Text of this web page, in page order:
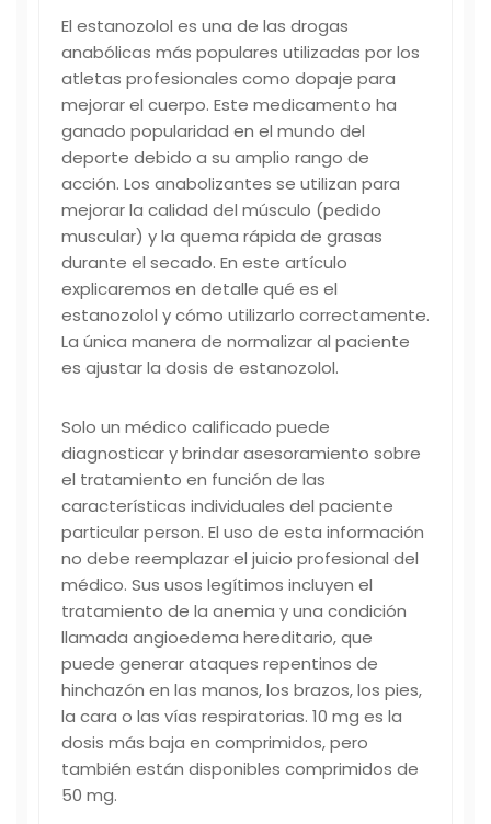
El estanozolol es una de las drogas
anabólicas más populares utilizadas por los
atletas profesionales como dopaje para
mejorar el cuerpo. Este medicamento ha
ganado popularidad en el mundo del
deporte debido a su amplio rango de
acción. Los anabolizantes se utilizan para
mejorar la calidad del músculo (pedido
muscular) y la quema rápida de grasas
durante el secado. En este artículo
explicaremos en detalle qué es el
estanozolol y cómo utilizarlo correctamente.
La única manera de normalizar al paciente
es ajustar la dosis de estanozolol.
Solo un médico calificado puede
diagnosticar y brindar asesoramiento sobre
el tratamiento en función de las
características individuales del paciente
particular person. El uso de esta información
no debe reemplazar el juicio profesional del
médico. Sus usos legítimos incluyen el
tratamiento de la anemia y una condición
llamada angioedema hereditario, que
puede generar ataques repentinos de
hinchazón en las manos, los brazos, los pies,
la cara o las vías respiratorias. 10 mg es la
dosis más baja en comprimidos, pero
también están disponibles comprimidos de
50 mg.